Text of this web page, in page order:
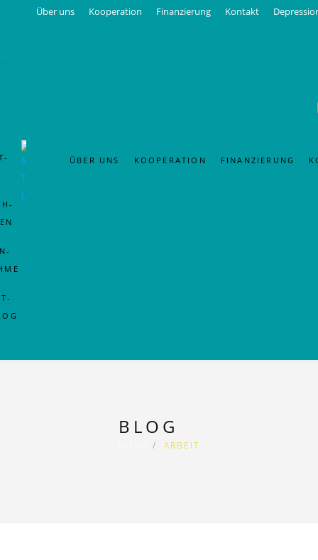
Über uns Kooperation Finanzierung Kontakt
ÜBER UNS KOOPERATION FINANZIERUNG
BLOG
ARBEIT